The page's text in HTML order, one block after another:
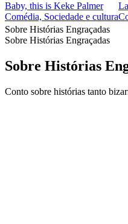
Baby, this is Keke Palmer
Comédia, Sociedade e cultura
Sobre Histórias Engraçadas
Sobre Histórias Engraçadas
Sobre Histórias
Conto sobre histórias tanto